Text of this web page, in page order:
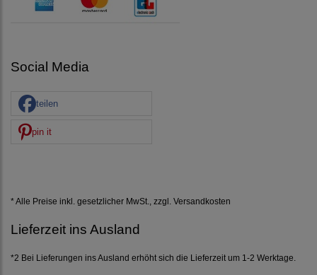
Social Media
teilen
pin it
* Alle Preise inkl. gesetzlicher MwSt., zzgl. Versandkosten
Lieferzeit ins Ausland
*2 Bei Lieferungen ins Ausland erhöht sich die Lieferzeit um 1-2 Werktage.